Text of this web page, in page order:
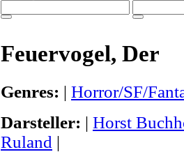
Feuervogel, Der
Genres: | Horror/SF/
Darsteller: | Horst
Ruland |